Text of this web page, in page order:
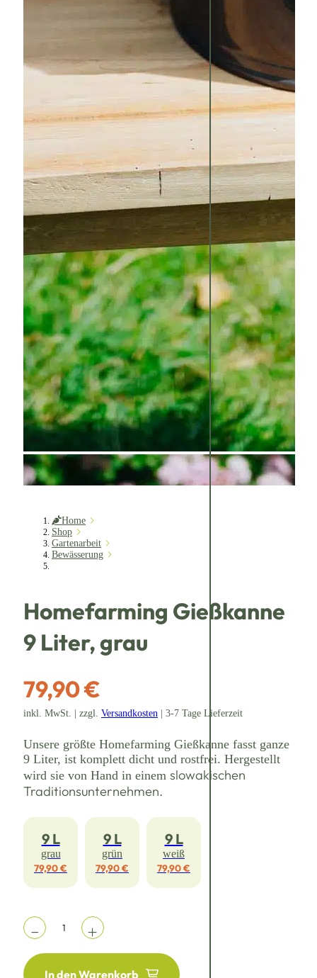
Home
Shop
Gartenarbeit
Bewässerung
Homefarming Gießkanne
9 Liter, grau
79,90 €
inkl. MwSt. | zzgl. Versandkosten | 3-7 Tage Lieferzeit
Unsere größte Homefarming Gießkanne fasst ganze
9 Liter, ist komplett dicht und rostfrei. Hergestellt
wird sie von Hand in einem slowakischen
Traditionsunternehmen.
9 L
grau
79,90 €
9 L
grün
79,90 €
9 L
weiß
79,90 €
In den Warenkorb